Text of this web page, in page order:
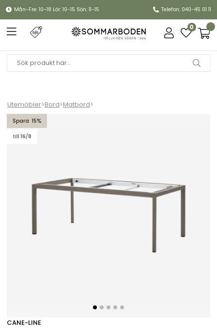
Mån-Fre: 10-18 Lör: 10-15 Sön: 11-15 Telefon: 040-45 01 11
0
Utemöbler>Bord>Matbord>
15
till 16/8
Drop matbordsunderrede 200x100 cm - taupe
CANE-LINE